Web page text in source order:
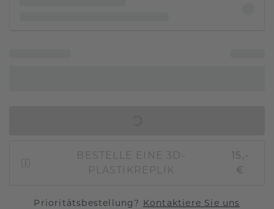
BESTELLE EINE 3D-
PLASTIKREPLIK
15,-
€
Prioritätsbestellung? Kontaktiere Sie uns